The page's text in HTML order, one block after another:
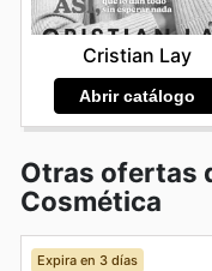
Cristian Lay
Abrir catálogo
Otras ofertas
Cosmética
Expira en 3 días